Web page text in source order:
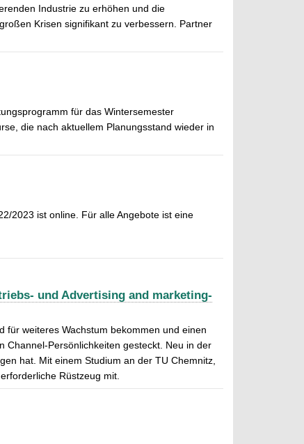
Industrie zu erhöhen und die
Krisen signifikant zu verbessern. Partner
für das Wintersemester
die nach aktuellem Planungsstand wieder in
2023 ist online. Für alle Angebote ist eine
und Advertising and marketing-
für weiteres Wachstum bekommen und einen
Channel-Persönlichkeiten gesteckt. Neu in der
hat. Mit einem Studium an der TU Chemnitz,
Rüstzeug mit.